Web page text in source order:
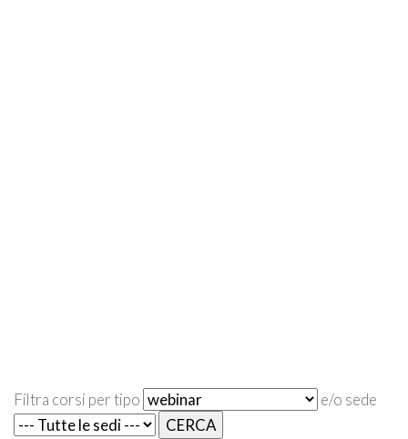
Filtra corsi per tipo e/o sede